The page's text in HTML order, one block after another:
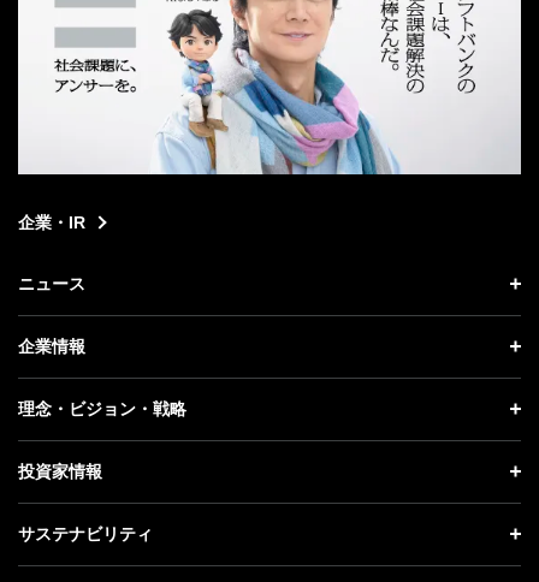
企業・IR
ニュース
ニュース トップ
プレスリリース
更新情報
記者説明会
企業情報
企業情報 トップ
社長メッセージ
事業紹介
理念・ビジョン・戦略
理念・ビジョン・戦略 トップ
成長戦略「Activate AI for Society」
投資家情報
投資家情報 トップ
経営方針
サステナビリティ